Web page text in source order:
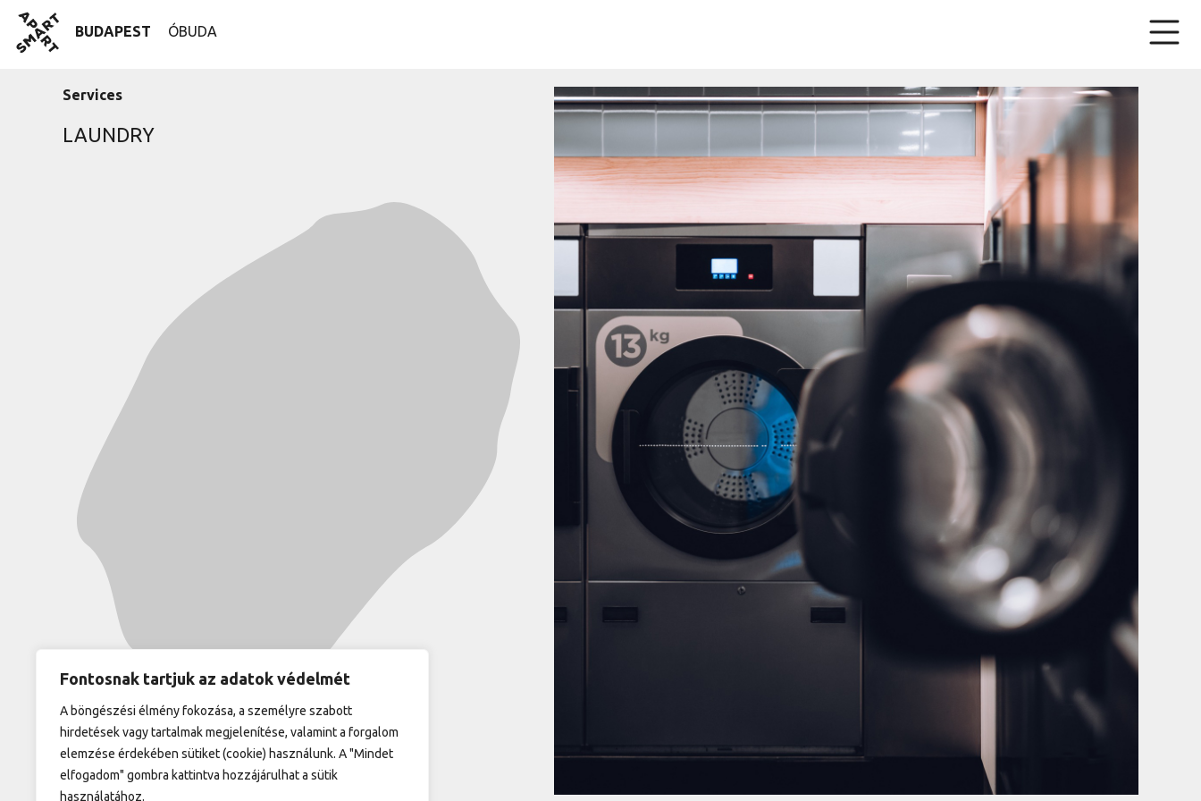
Fontosnak tartjuk az adatok védelmét
A böngészési élmény fokozása, a személyre szabott
hirdetések vagy tartalmak megjelenítése, valamint a forgalom
elemzése érdekében sütiket (cookie) használunk. A "Mindet
elfogadom" gombra kattintva hozzájárulhat a sütik
használatához.
Skip
content
SmartApart
BUDAPEST
ÓBUDA
Services
LAUNDRY